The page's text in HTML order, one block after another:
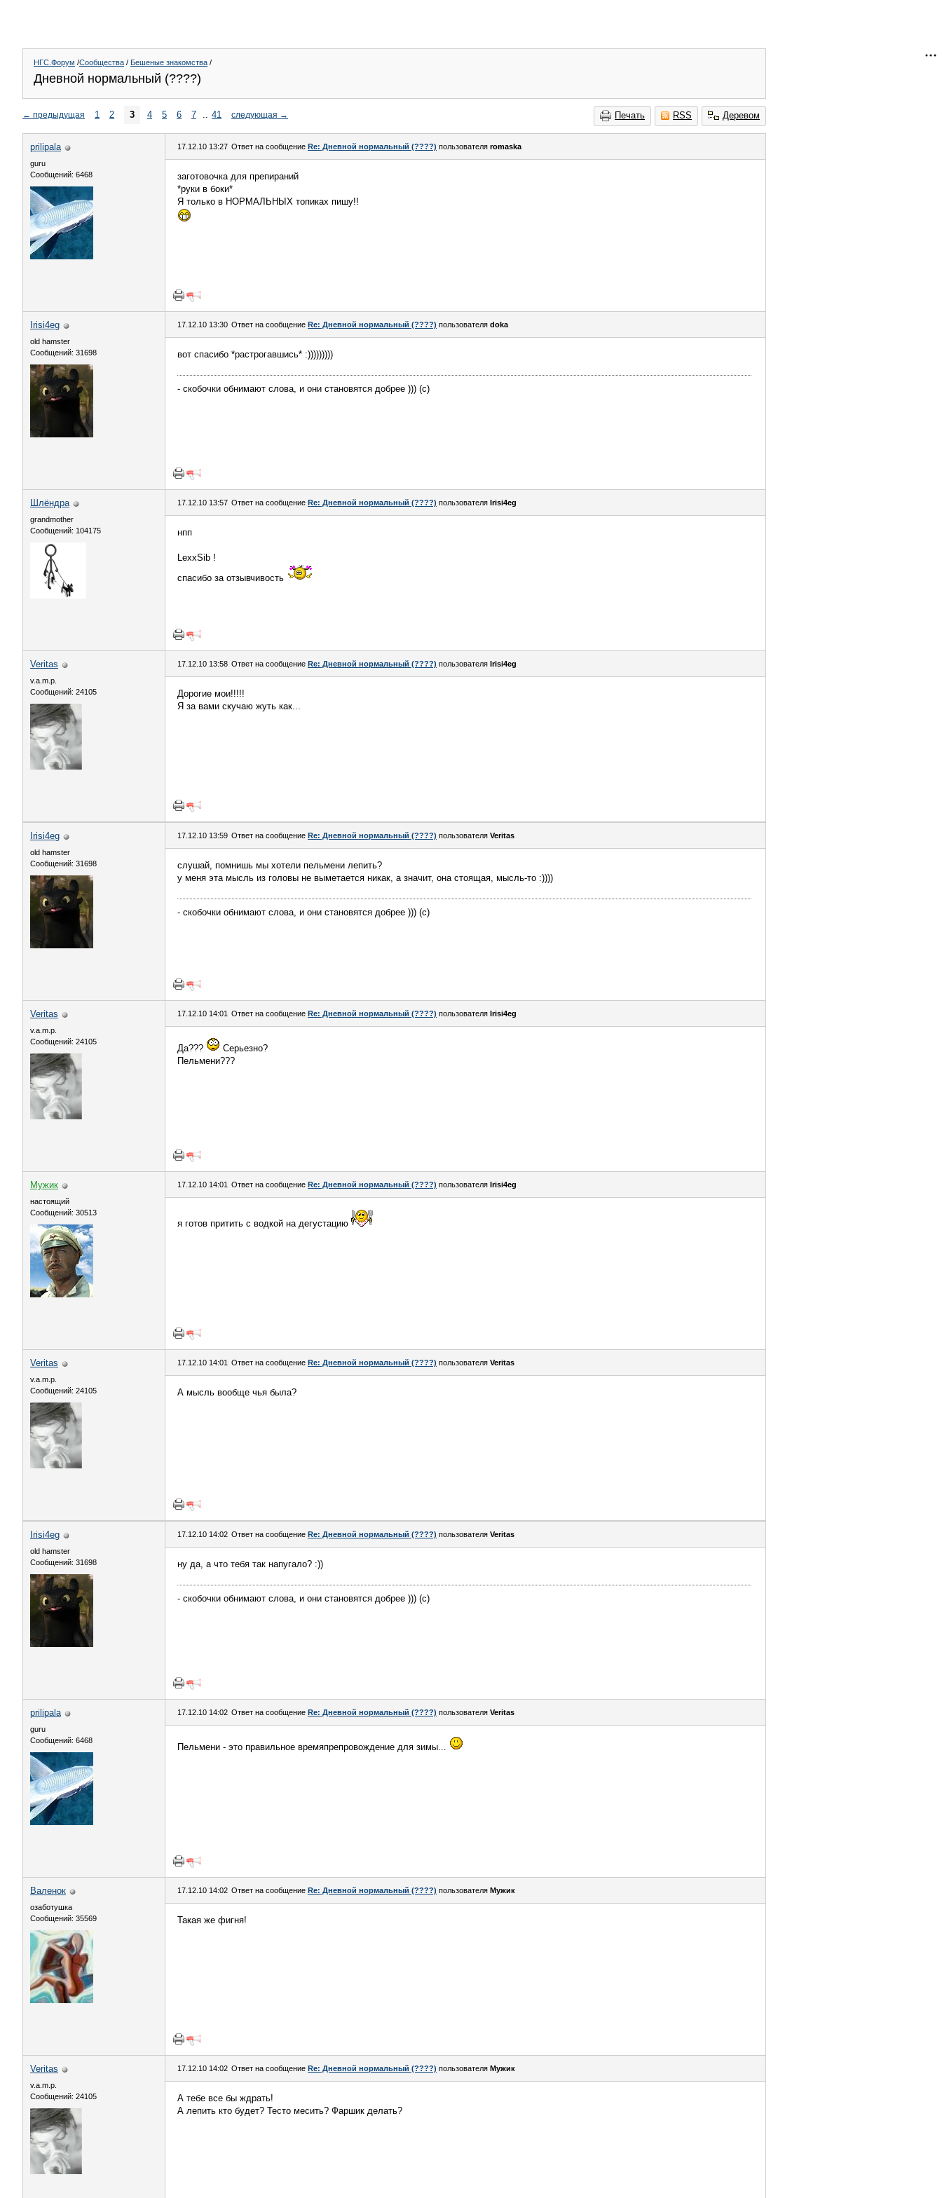
НГС.Форум /Сообщества / Бешеные знакомства /
Дневной нормальный (????)
Печать RSS Деревом
← предыдущая 1 2 3 4 5 6 7 .. 41 следующая →
prilipala
guru
Сообщений: 6468
17.12.10 13:27 Ответ на сообщение Re: Дневной нормальный (????) пользователя romaska
заготовочка для препираний
*руки в боки*
Я только в НОРМАЛЬНЫХ топиках пишу!!
Irisi4eg
old hamster
Сообщений: 31698
17.12.10 13:30 Ответ на сообщение Re: Дневной нормальный (????) пользователя doka
вот спасибо *растрогавшись* :)))))))))
- скобочки обнимают слова, и они становятся добрее ))) (с)
Шлёндра
grandmother
Сообщений: 104175
17.12.10 13:57 Ответ на сообщение Re: Дневной нормальный (????) пользователя Irisi4eg
нпп
LexxSib !
спасибо за отзывчивость
Veritas
v.a.m.p.
Сообщений: 24105
17.12.10 13:58 Ответ на сообщение Re: Дневной нормальный (????) пользователя Irisi4eg
Дорогие мои!!!!!
Я за вами скучаю жуть как...
Irisi4eg
old hamster
Сообщений: 31698
17.12.10 13:59 Ответ на сообщение Re: Дневной нормальный (????) пользователя Veritas
слушай, помнишь мы хотели пельмени лепить?
у меня эта мысль из головы не выметается никак, а значит, она стоящая, мысль-то :))))
- скобочки обнимают слова, и они становятся добрее ))) (с)
Veritas
v.a.m.p.
Сообщений: 24105
17.12.10 14:01 Ответ на сообщение Re: Дневной нормальный (????) пользователя Irisi4eg
Да???
Серьезно?
Пельмени???
Мужик
настоящий
Сообщений: 30513
17.12.10 14:01 Ответ на сообщение Re: Дневной нормальный (????) пользователя Irisi4eg
я готов притить с водкой на дегустацию
Veritas
v.a.m.p.
Сообщений: 24105
17.12.10 14:01 Ответ на сообщение Re: Дневной нормальный (????) пользователя Veritas
А мысль вообще чья была?
Irisi4eg
old hamster
Сообщений: 31698
17.12.10 14:02 Ответ на сообщение Re: Дневной нормальный (????) пользователя Veritas
ну да, а что тебя так напугало? :))
- скобочки обнимают слова, и они становятся добрее ))) (с)
prilipala
guru
Сообщений: 6468
17.12.10 14:02 Ответ на сообщение Re: Дневной нормальный (????) пользователя Veritas
Пельмени - это правильное времяпрепровождение для зимы...
Валенок
озаботушка
Сообщений: 35569
17.12.10 14:02 Ответ на сообщение Re: Дневной нормальный (????) пользователя Мужик
Такая же фигня!
Veritas
v.a.m.p.
Сообщений: 24105
17.12.10 14:02 Ответ на сообщение Re: Дневной нормальный (????) пользователя Мужик
А тебе все бы ждрать!
А лепить кто будет? Тесто месить? Фаршик делать?